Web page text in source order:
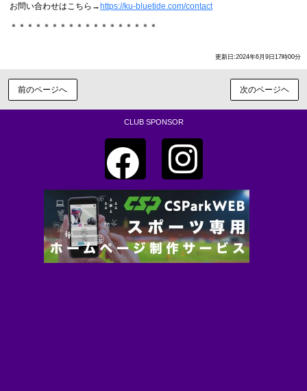
お問い合わせはこちら→https://ku-bluetide.com/contact
＊＊＊＊＊＊＊＊＊＊＊＊＊＊＊＊＊＊
更新日:2024年6月9日17時00分
前のページへ 次のページヘ
CLUB SPONSOR